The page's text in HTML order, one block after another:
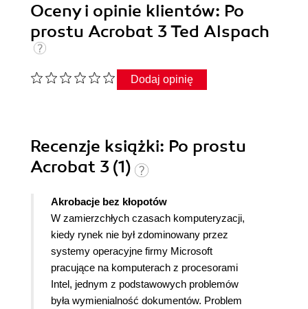
Oceny i opinie klientów: Po
prostu Acrobat 3 Ted Alspach
Dodaj opinię
Recenzje książki: Po prostu
Acrobat 3 (1)
Akrobacje bez kłopotów
W zamierzchłych czasach komputeryzacji,
kiedy rynek nie był zdominowany przez
systemy operacyjne firmy Microsoft
pracujące na komputerach z procesorami
Intel, jednym z podstawowych problemów
była wymienialność dokumentów. Problem